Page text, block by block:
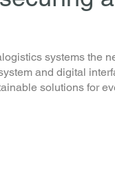
systems
and digital
solutions for